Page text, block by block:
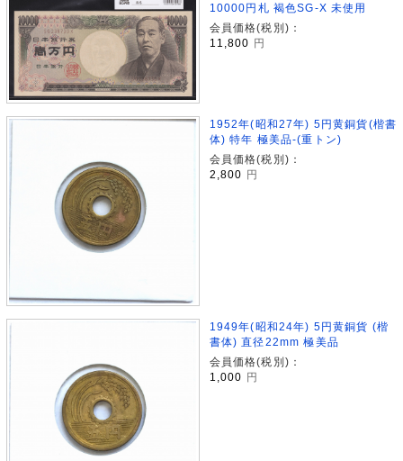
10000円札 褐色SG-X 未使用
会員価格(税別)：
11,800
円
1952年(昭和27年) 5円黄銅貨(楷書
体) 特年 極美品-(重トン)
会員価格(税別)：
2,800 円
1949年(昭和24年) 5円黄銅貨 (楷
書体) 直径22mm 極美品
会員価格(税別)：
1,000
円